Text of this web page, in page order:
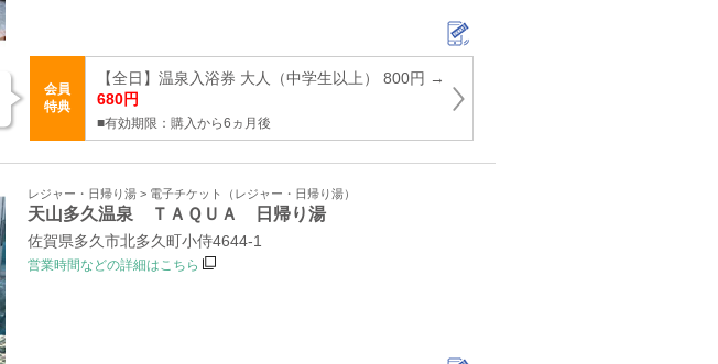
会員
特典
【全日】温泉入浴券 大人（中学生以上） 800円 →
680円
■有効期限：購入から6ヵ月後
レジャー・日帰り湯 > 電子チケット（レジャー・日帰り湯）
天山多久温泉 ＴＡＱＵＡ 日帰り湯
佐賀県多久市北多久町小侍4644-1
営業時間などの詳細はこちら